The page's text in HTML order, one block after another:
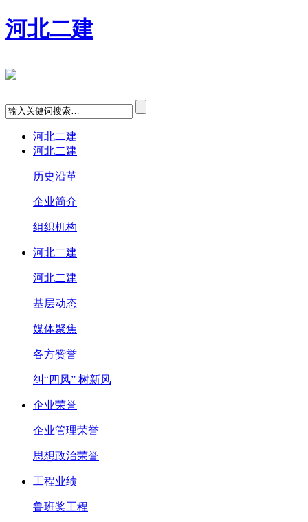
河北二建
河北二建
河北二建
历史沿革
企业简介
组织机构
河北二建
河北二建
基层动态
媒体聚焦
各方赞誉
纠“四风” 树新风
企业荣誉
企业管理荣誉
思想政治荣誉
工程业绩
鲁班奖工程